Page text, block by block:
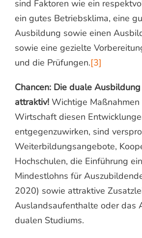
sind Faktoren wie ein
ein gutes Betriebsklima, eine
Ausbildung sowie einen
sowie eine gezielte
und die Prüfungen.[3]
Chancen: Die duale
attraktiv! Wichtige
Wirtschaft diesen
entgegenzuwirken, sind
Weiterbildungsangebote,
Hochschulen, die Einführung
Mindestlohns für
2020) sowie attraktive
Auslandsaufenthalte oder das
dualen Studiums.